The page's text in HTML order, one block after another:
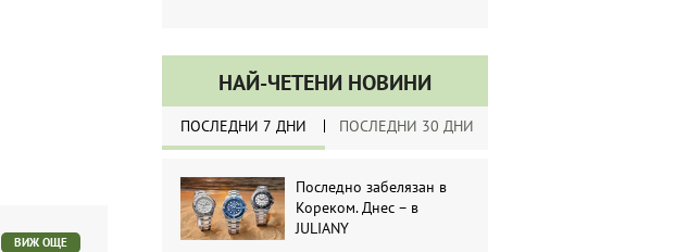
НАЙ-ЧЕТЕНИ НОВИНИ
ПОСЛЕДНИ 7 ДНИ ПОСЛЕДНИ 30 ДНИ
Последно забелязан в
Кореком. Днес – в
JULIANY
ВИЖ ОЩЕ